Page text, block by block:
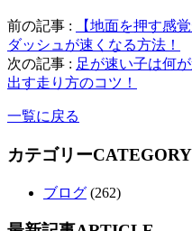
前の記事 :
【地面を押す感
ダッシュが速くなる方法！
次の記事 : 足が速い子は何
出す走り方のコツ！
一覧に戻る
カテゴリーCATEGORY
ブログ (262)